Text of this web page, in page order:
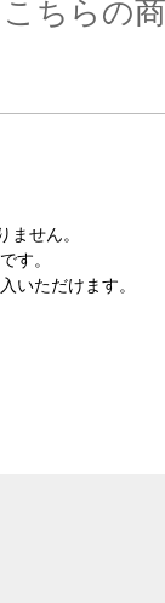
ちらの
ません。
す。
いただけます。